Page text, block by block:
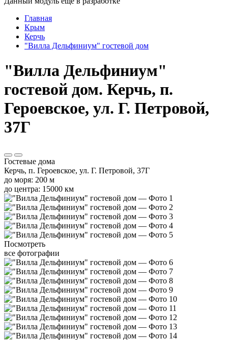
Главная
Крым
Керчь
"Вилла Дельфиниум" гостевой дом
"Вилла Дельфиниум"
гостевой дом. Керчь, п.
Героевское, ул. Г. Петровой,
37Г
Гостевые дома
Керчь, п. Героевское, ул. Г. Петровой, 37Г
до моря: 200 м
до центра: 15000 км
Посмотреть
все фотографии